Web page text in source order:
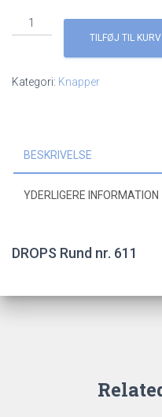
DROPS
perlemor
20
TILFØJ TIL KURV
Kategori: Knapper
BESKRIVELSE
YDERLIGERE INFORMATION
DROPS Rund nr. 611